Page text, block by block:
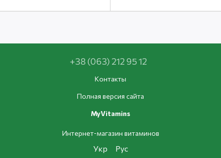
+38 (063) 212 95 12
Контакты
Полная версия сайта
MyVitamins
Интернет-магазин витаминов
Укр Рус